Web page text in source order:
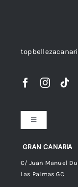
GRAN CANARIA
C/ Juan Manuel
Las Palmas GC
Toggle
Navigation
Preguntas frecuentes
Envíos